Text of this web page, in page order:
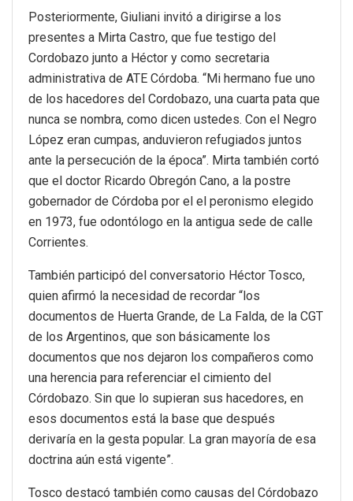
Posteriormente, Giuliani invitó a dirigirse a los
presentes a Mirta Castro, que fue testigo del
Cordobazo junto a Héctor y como secretaria
administrativa de ATE Córdoba. “Mi hermano fue uno
de los hacedores del Cordobazo, una cuarta pata que
nunca se nombra, como dicen ustedes. Con el Negro
López eran cumpas, anduvieron refugiados juntos
ante la persecución de la época”. Mirta también cortó
que el doctor Ricardo Obregón Cano, a la postre
gobernador de Córdoba por el el peronismo elegido
en 1973, fue odontólogo en la antigua sede de calle
Corrientes.
También participó del conversatorio Héctor Tosco,
quien afirmó la necesidad de recordar “los
documentos de Huerta Grande, de La Falda, de la CGT
de los Argentinos, que son básicamente los
documentos que nos dejaron los compañeros como
una herencia para referenciar el cimiento del
Córdobazo. Sin que lo supieran sus hacedores, en
esos documentos está la base que después
derivaría en la gesta popular. La gran mayoría de esa
doctrina aún está vigente”.
Tosco destacó también como causas del Córdobazo